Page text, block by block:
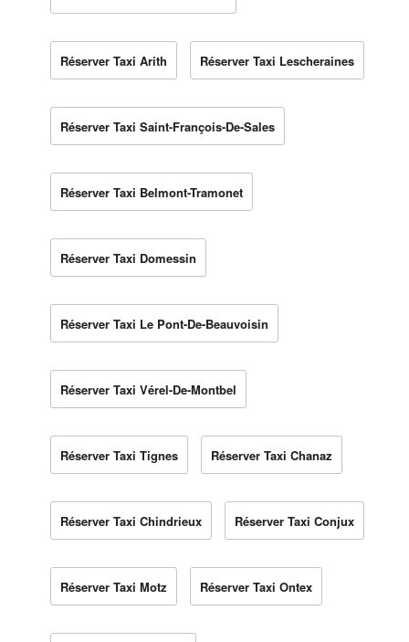
Réserver Taxi Arith Réserver Taxi Lescheraines
Réserver Taxi Saint-François-De-Sales
Réserver Taxi Belmont-Tramonet
Réserver Taxi Domessin
Réserver Taxi Le Pont-De-Beauvoisin
Réserver Taxi Vérel-De-Montbel
Réserver Taxi Tignes Réserver Taxi Chanaz
Réserver Taxi Chindrieux Réserver Taxi Conjux
Réserver Taxi Motz Réserver Taxi Ontex